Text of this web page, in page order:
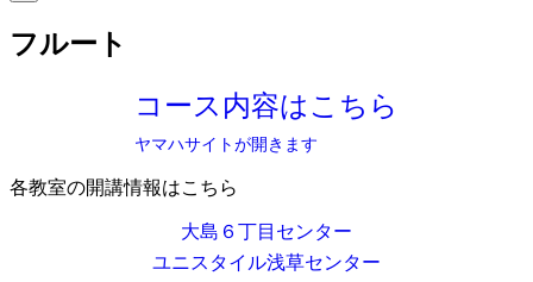
フルート
コース内容はこちら
ヤマハサイトが開きます
各教室の開講情報はこちら
大島６丁目センター
ユニスタイル浅草センター